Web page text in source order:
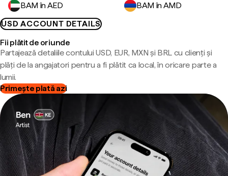
BAM în AED
BAM în AMD
USD ACCOUNT DETAILS
Fii plătit de oriunde
Partajează detaliile contului USD, EUR, MXN și BRL cu clienți și
plăți de la angajatori pentru a fi plătit ca local, în oricare parte a
lumii.
Primește plată azi